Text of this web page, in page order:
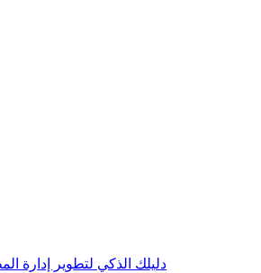
دليلك الذكي لتطوير إدارة